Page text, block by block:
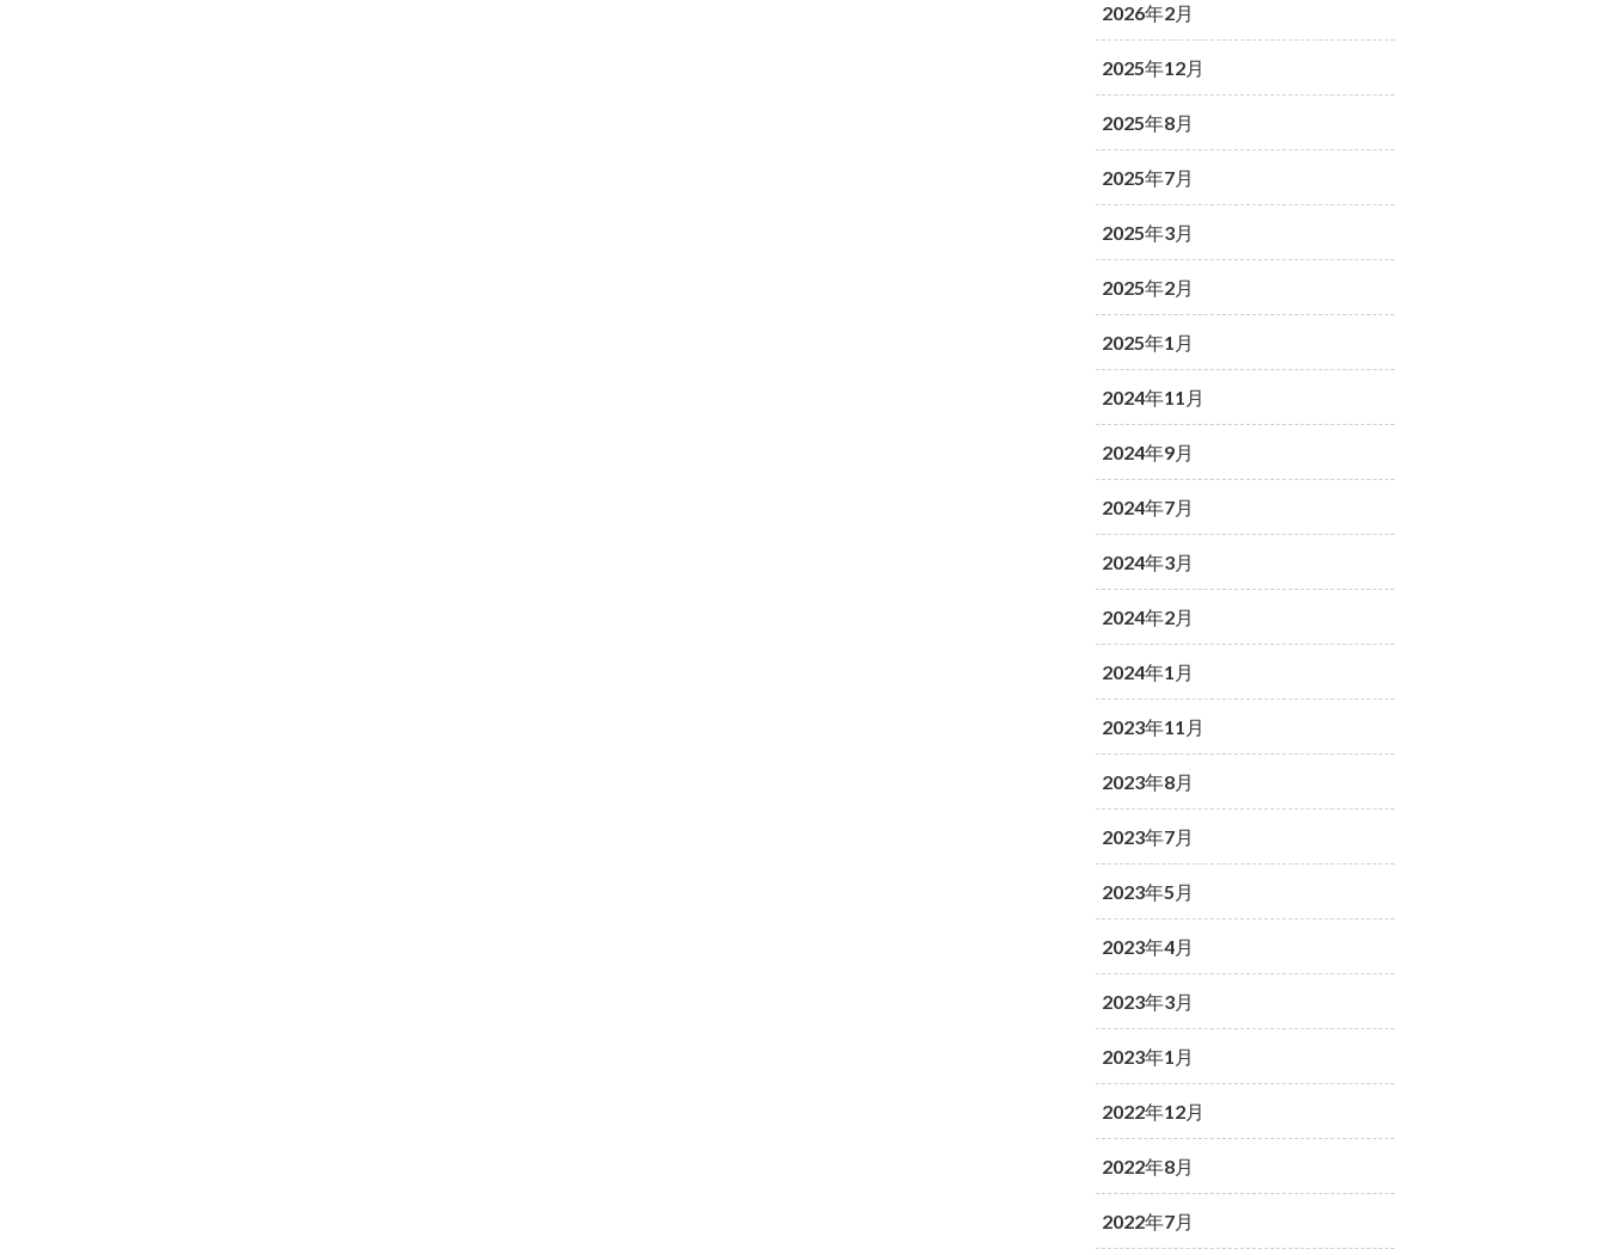
2026年2月
2025年12月
2025年8月
2025年7月
2025年3月
2025年2月
2025年1月
2024年11月
2024年9月
2024年7月
2024年3月
2024年2月
2024年1月
2023年11月
2023年8月
2023年7月
2023年5月
2023年4月
2023年3月
2023年1月
2022年12月
2022年8月
2022年7月